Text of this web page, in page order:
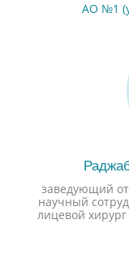
АО №1
заведующий
научный
лицевой